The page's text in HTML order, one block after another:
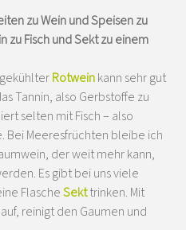
zu Wein und Speisen zu
zu Fisch und Sekt zu einem
Rotweinkann sehr gut
Tannin, also Gerbstoffe zu
selten mit Fisch – also
Bei Meeresfrüchten bleibe ich
der weit mehr kann,
Es gibt bei uns viele
FlascheSekttrinken. Mit
reinigt den Gaumen und